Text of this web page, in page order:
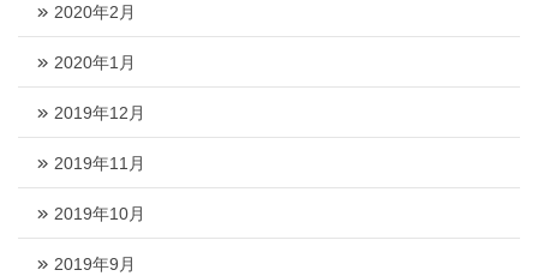
2020年2月
2020年1月
2019年12月
2019年11月
2019年10月
2019年9月